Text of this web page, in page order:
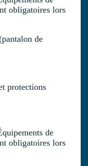
obligatoires lors
de
protections
de
obligatoires lors